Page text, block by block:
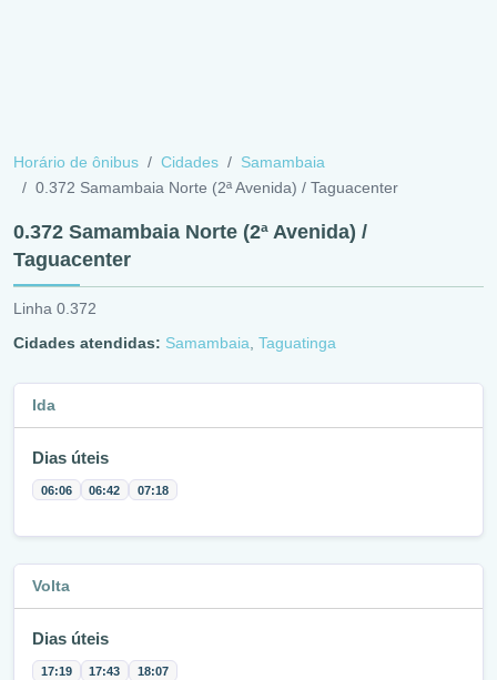
Horário de ônibus Cidades
Samambaia
0.372 Samambaia Norte (2ª Avenida) / Taguacenter
0.372 Samambaia Norte (2ª Avenida) /
Taguacenter
Linha 0.372
Cidades atendidas: Samambaia Taguatinga
Ida
Dias úteis
06:06 06:42 07:18
Volta
Dias úteis
17:19 17:43 18:07